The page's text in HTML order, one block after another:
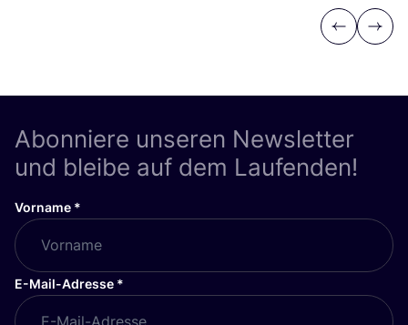
Previous
Next
Abonniere unseren Newsletter
und bleibe auf dem Laufenden!
Vorname *
E-Mail-Adresse *